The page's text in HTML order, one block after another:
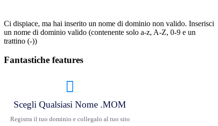
Ci dispiace, ma hai inserito un nome di dominio non valido. Inserisci
un nome di dominio valido (contenente solo a-z, A-Z, 0-9 e un
trattino (-))
Fantastiche features
Scegli Qualsiasi Nome .MOM
Registra il tuo dominio e collegalo al tuo sito